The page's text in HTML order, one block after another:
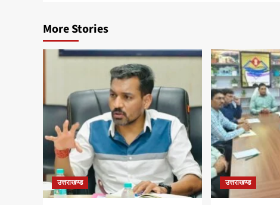
More Stories
उत्तराखण्ड उत्तराखण्ड